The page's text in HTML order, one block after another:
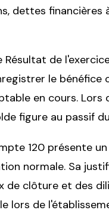
dettes financières
Résultat de
le bénéfice
en cours. Lors
figure au passif
120 présente
normale. Sa
de clôture et des
lors de